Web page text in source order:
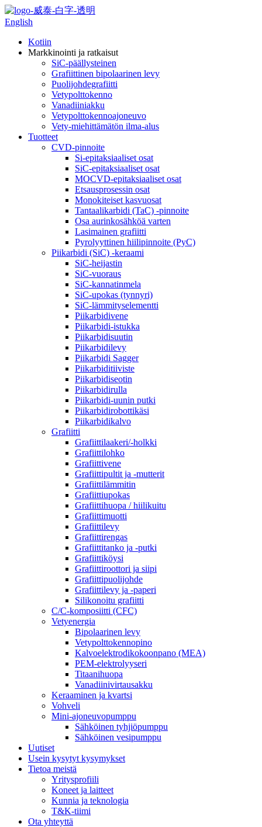
English
Kotiin
Markkinointi ja ratkaisut
SiC-päällysteinen
Grafiittinen bipolaarinen levy
Puolijohdegrafiitti
Vetypolttokenno
Vanadiiniakku
Vetypolttokennoajoneuvo
Vety-miehittämätön ilma-alus
Tuotteet
CVD-pinnoite
Si-epitaksiaaliset osat
SiC-epitaksiaaliset osat
MOCVD-epitaksiaaliset osat
Etsausprosessin osat
Monokiteiset kasvuosat
Tantaalikarbidi (TaC) -pinnoite
Osa aurinkosähköä varten
Lasimainen grafiitti
Pyrolyyttinen hiilipinnoite (PyC)
Piikarbidi (SiC) -keraami
SiC-heijastin
SiC-vuoraus
SiC-kannatinmela
SiC-upokas (tynnyri)
SiC-lämmityselementti
Piikarbidivene
Piikarbidi-istukka
Piikarbidisuutin
Piikarbidilevy
Piikarbidi Sagger
Piikarbiditiiviste
Piikarbidiseotin
Piikarbidirulla
Piikarbidi-uunin putki
Piikarbidirobottikäsi
Piikarbidikalvo
Grafiitti
Grafiittilaakeri/-holkki
Grafiittilohko
Grafiittivene
Grafiittipultit ja -mutterit
Grafiittilämmitin
Grafiittiupokas
Grafiittihuopa / hiilikuitu
Grafiittimuotti
Grafiittilevy
Grafiittirengas
Grafiittitanko ja -putki
Grafiittiköysi
Grafiittiroottori ja siipi
Grafiittipuolijohde
Grafiittilevy ja -paperi
Silikonoitu grafiitti
C/C-komposiitti (CFC)
Vetyenergia
Bipolaarinen levy
Vetypolttokennopino
Kalvoelektrodikokoonpano (MEA)
PEM-elektrolyyseri
Titaanihuopa
Vanadiinivirtausakku
Keraaminen ja kvartsi
Vohveli
Mini-ajoneuvopumppu
Sähköinen tyhjiöpumppu
Sähköinen vesipumppu
Uutiset
Usein kysytyt kysymykset
Tietoa meistä
Yritysprofiili
Koneet ja laitteet
Kunnia ja teknologia
T&K-tiimi
Ota yhteyttä